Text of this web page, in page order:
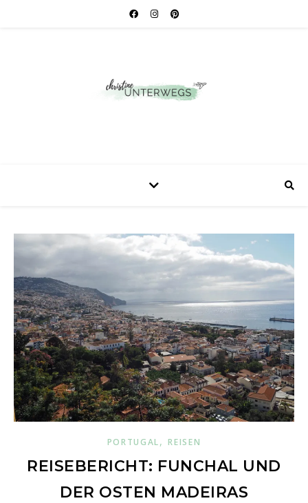
PORTUGAL,REISEN
REISEBERICHT: FUNCHAL UND
DER OSTEN MADEIRAS